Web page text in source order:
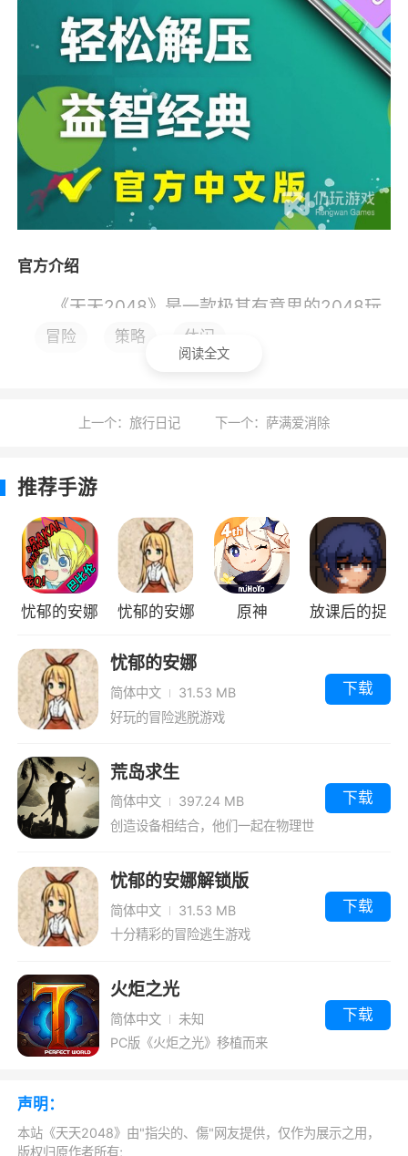
官方介绍
《天天2048》是一款极其有意思的2048玩
法休闲消除手游，这款游戏的玩法极其简单，上
手起来非常的容易，在这款游戏里，各位玩家们
棒，如果各位对此游戏感兴趣的话，那么就速来
游戏攻略
游戏规则很简单，每次可以选择上下左右其
中一个方向去滑动
每滑动一次，所有的数字方块都会往滑动的
系统也会在空白的地方乱数出现一个数字方
块，相同数字的方块在靠拢、相撞时会相加。
游戏特色
1、复活＋无限撤销（UNDO），助你轻松玩
出2048
习，到超级烧脑的65536开局，等等
3、日排行、月排行和全球玩家总榜等你来
4、支持开局模式，从最简单的自由练习模
式到超难自虐的65536开局
5、大容量在线排行高分数超乎你的想象
6、成就：日排行、月排行和全球玩家总
榜，与各路高手一起巅峰挑战
冒险 策略 休闲
阅读全文
上一个：旅行日记 下一个：萨满爱消除
推荐手游
忧郁的安娜
汉化版
忧郁的安娜
原神
放课后的捉
v5.1
忧郁的安娜
简体中文
31.53 MB
好玩的冒险逃脱游戏
下载
荒岛求生
简体中文
397.24 MB
创造设备相结合，他们一起在物理世
下载
忧郁的安娜解锁版
简体中文
31.53 MB
十分精彩的冒险逃生游戏
下载
火炬之光
简体中文
未知
PC版《火炬之光》移植而来
下载
声明：
本站《天天2048》由"指尖的、傷"网友提供，仅作为展示之用，
版权归原作者所有;